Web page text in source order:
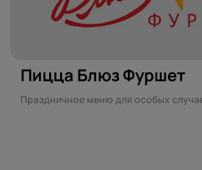
Пицца Блюз Фуршет
Праздничное меню для особых